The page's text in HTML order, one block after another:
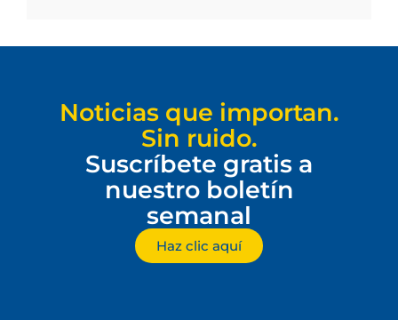
Noticias que importan.
Sin ruido.
Suscríbete gratis a
nuestro boletín
semanal
Haz clic aquí